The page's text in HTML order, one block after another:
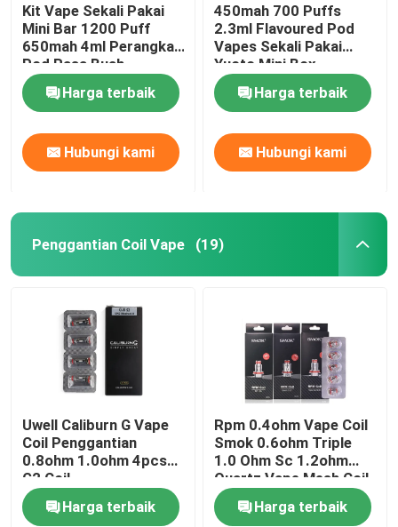
Kit Vape Sekali Pakai
Mini Bar 1200 Puff
650mah 4ml Perangkat
Pod Rasa Buah
Harga terbaik
Hubungi kami
450mah 700 Puffs
2.3ml Flavoured Pod
Vapes Sekali Pakai
Yuoto Mini Box
Harga terbaik
Hubungi kami
Penggantian Coil Vape (19)
Uwell Caliburn G Vape
Coil Penggantian
0.8ohm 1.0ohm 4pcs
G2 Coil
Harga terbaik
Rpm 0.4ohm Vape Coil
Smok 0.6ohm Triple
1.0 Ohm Sc 1.2ohm
Quartz Vape Mesh Coil
Penggantian
Harga terbaik